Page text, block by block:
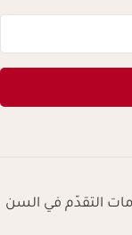
التقدّم في السن